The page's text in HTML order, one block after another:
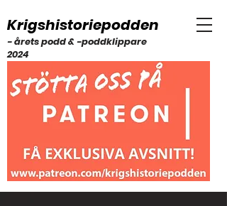
Krigshistoriepodden
- årets podd & -poddklippare
2024